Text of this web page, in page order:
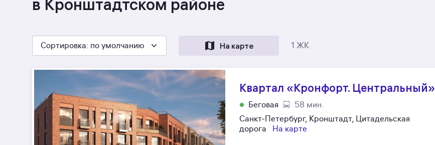
в Кронштадтском районе
Сортировка: по умолчанию На карте 1 ЖК
Квартал «Кронфорт. Центральный»
Беговая
58 мин.
Санкт-Петербург, Кронштадт, Цитадельская
дорога
На карте